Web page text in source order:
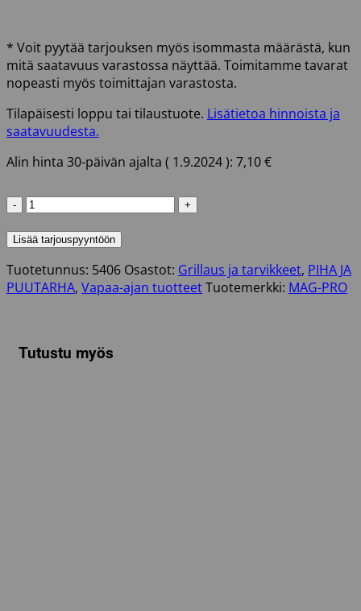
* Voit pyytää tarjouksen myös isommasta määrästä, kun
mitä saatavuus varastossa näyttää. Toimitamme tavarat
nopeasti myös toimittajan varastosta.
Tilapäisesti loppu tai tilaustuote. Lisätietoa hinnoista ja
saatavuudesta.
Alin hinta 30-päivän ajalta ( 1.9.2024): 7,10€
GRILLIVÄLINESETTI
COOKING
Lisää tarjouspyyntöön
Tuotetunnus: 5406 Osastot: Grillaus ja tarvikkeet, PIHA JA
PUUTARHA, Vapaa-ajan tuotteetTuotemerkki: MAG-PRO
Tutustu myös